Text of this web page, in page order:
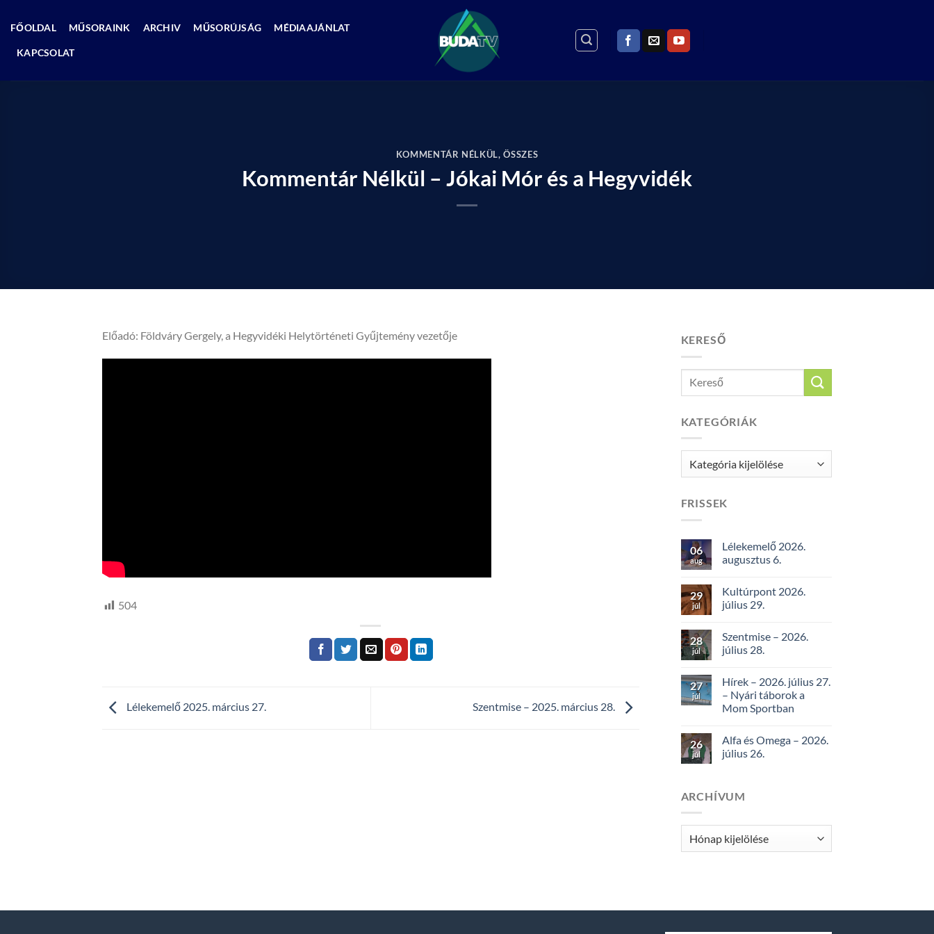
FŐOLDAL MŰSORAINK ARCHIV MŰSORÚJSÁG MÉDIAAJÁNLAT
KAPCSOLAT
KOMMENTÁR NÉLKÜL,ÖSSZES
Kommentár Nélkül – Jókai Mór és a Hegyvidék
Előadó: Földváry Gergely, a Hegyvidéki Helytörténeti Gyűjtemény vezetője
504
Lélekemelő 2025. március 27. Szentmise – 2025. március 28.
KERESŐ
KATEGÓRIÁK
Kategóriák
FRISSEK
06
aug
Lélekemelő 2026.
augusztus 6.
29
júl
Kultúrpont 2026.
július 29.
28
júl
Szentmise – 2026.
július 28.
27
júl
Hírek – 2026. július 27.
– Nyári táborok a
Mom Sportban
26
júl
Alfa és Omega – 2026.
július 26.
ARCHÍVUM
Archívum